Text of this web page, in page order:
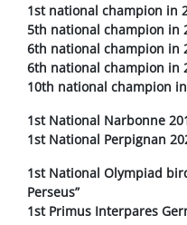
1st national champion in
5th national champion in
6th national champion in
6th national champion in
10th national champion
1st National Narbonne
1st National Perpignan
1st National Olympiad
Perseus”
1st Primus Interpares